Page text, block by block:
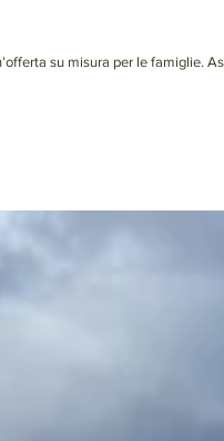
su misura per le famiglie.